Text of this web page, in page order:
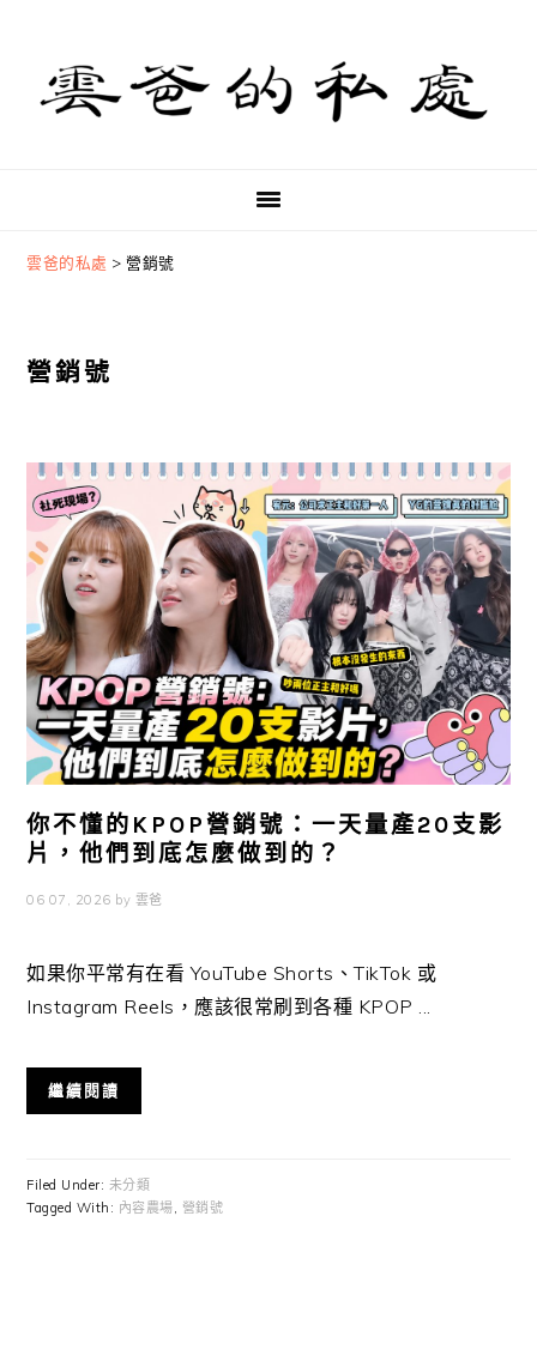
primary
navigation
content
primary
sidebar
雲爸的私處 >營銷號
營銷號
你不懂的KPOP營銷號：一天量產20支影
片，他們到底怎麼做到的？
06 07, 2026 by 雲爸
如果你平常有在看 YouTube Shorts、TikTok 或
Instagram Reels，應該很常刷到各種 KPOP ...
繼續閱讀
Filed Under: 未分類
Tagged With: 內容農場, 營銷號